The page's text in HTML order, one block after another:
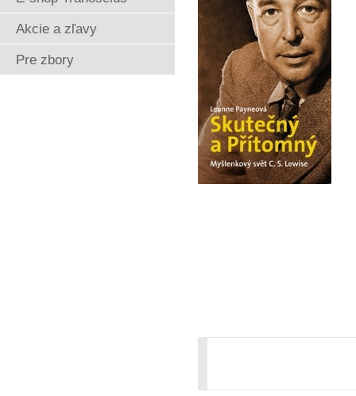
Akcie a zľavy
Pre zbory